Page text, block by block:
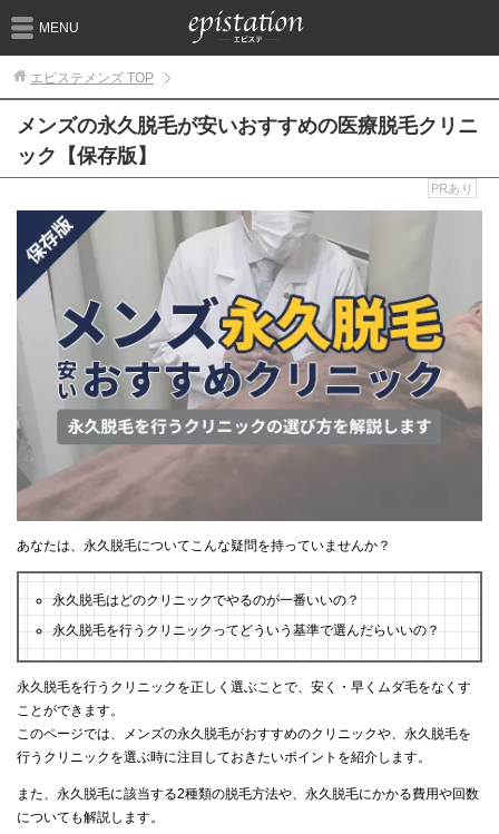
MENU
エピステメンズ TOP
メンズの永久脱毛が安いおすすめの医療脱毛クリニ
ック【保存版】
PRあり
あなたは、永久脱毛についてこんな疑問を持っていませんか？
永久脱毛はどのクリニックでやるのが一番いいの？
永久脱毛を行うクリニックってどういう基準で選んだらいいの？
永久脱毛を行うクリニックを正しく選ぶことで、安く・早くムダ毛をなくす
ことができます。
このページでは、メンズの永久脱毛がおすすめのクリニックや、永久脱毛を
行うクリニックを選ぶ時に注目しておきたいポイントを紹介します。
また、永久脱毛に該当する2種類の脱毛方法や、永久脱毛にかかる費用や回数
についても解説します。